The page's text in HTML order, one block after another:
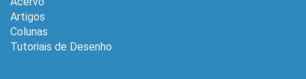
Artigos
Colunas
Tutoriais de Desenho